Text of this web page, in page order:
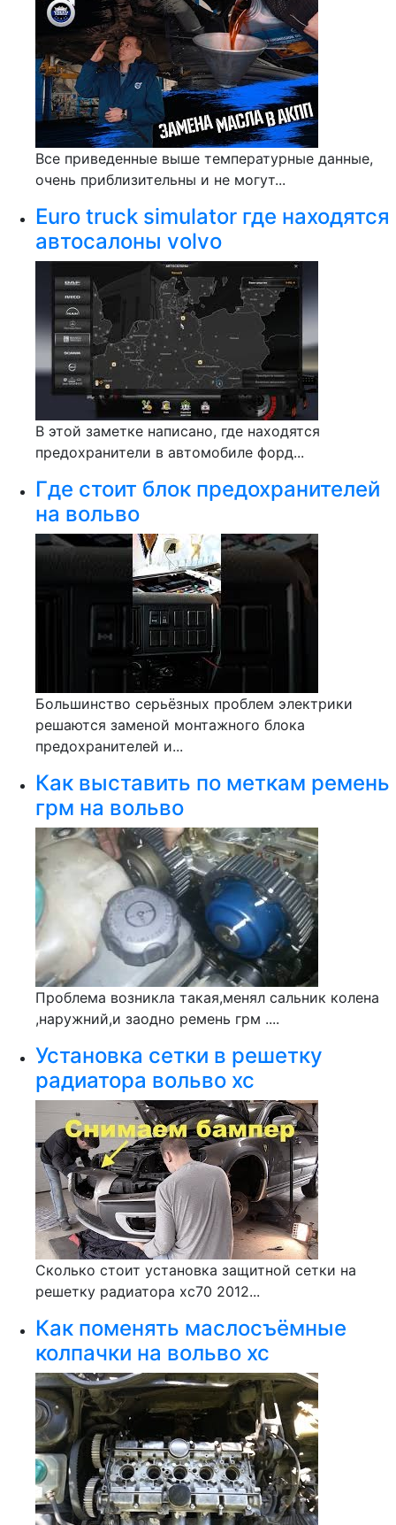
Все приведенные выше температурные данные,
очень приблизительны и не могут...
Euro truck simulator где находятся
автосалоны volvo
В этой заметке написано, где находятся
предохранители в автомобиле форд...
Где стоит блок предохранителей
на вольво
Большинство серьёзных проблем электрики
решаются заменой монтажного блока
предохранителей и...
Как выставить по меткам ремень
грм на вольво
Проблема возникла такая,менял сальник колена
,наружний,и заодно ремень грм ....
Установка сетки в решетку
радиатора вольво хс
Сколько стоит установка защитной сетки на
решетку радиатора хс70 2012...
Как поменять маслосъёмные
колпачки на вольво хс